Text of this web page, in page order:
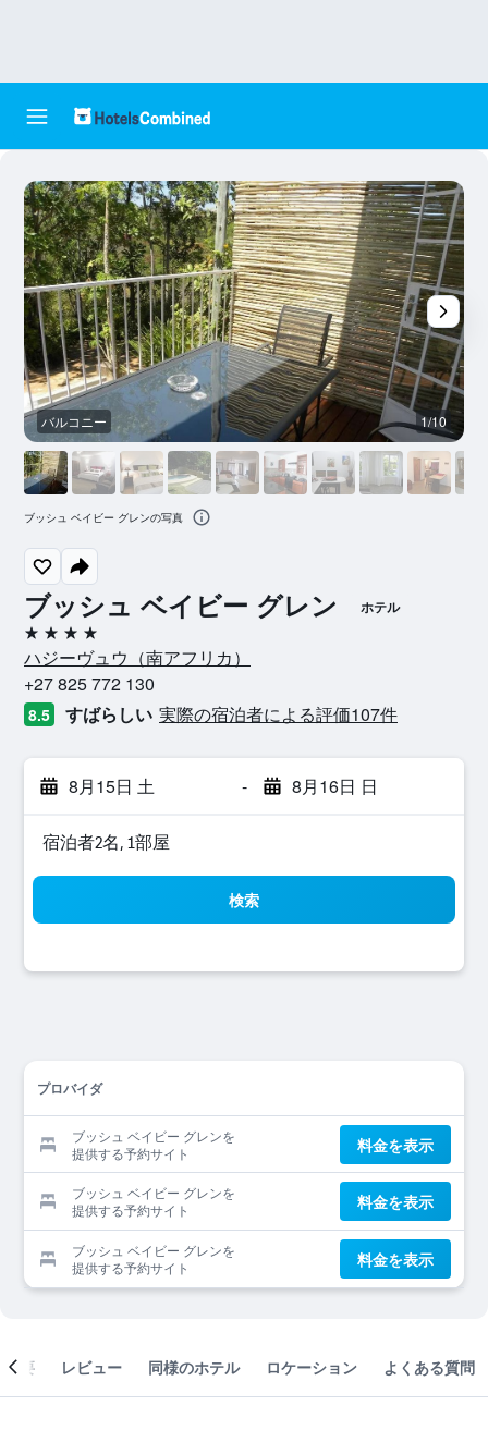
ブッシュ ベイビー グレン ホテル
4つ星
ハジーヴュウ​（南アフリカ​）​
+27 825 772 130
8.5 すばらしい 実際の宿泊者による評価107​件
8月15日 土 - 8月16日 日
宿泊者2名, 1​部屋
検索
プロバイダ
ブッシュ ベイビー グレンを
提供する予約サイト
料金を表示
ブッシュ ベイビー グレンを
提供する予約サイト
料金を表示
ブッシュ ベイビー グレンを
提供する予約サイト
料金を表示
バルコニー 1/10
ブッシュ ベイビー グレンの写真
概要 レビュー 同様のホテル ロケーション よくある質問